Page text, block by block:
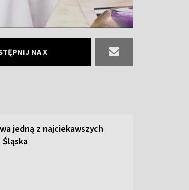
NA X
jedną z najciekawszych